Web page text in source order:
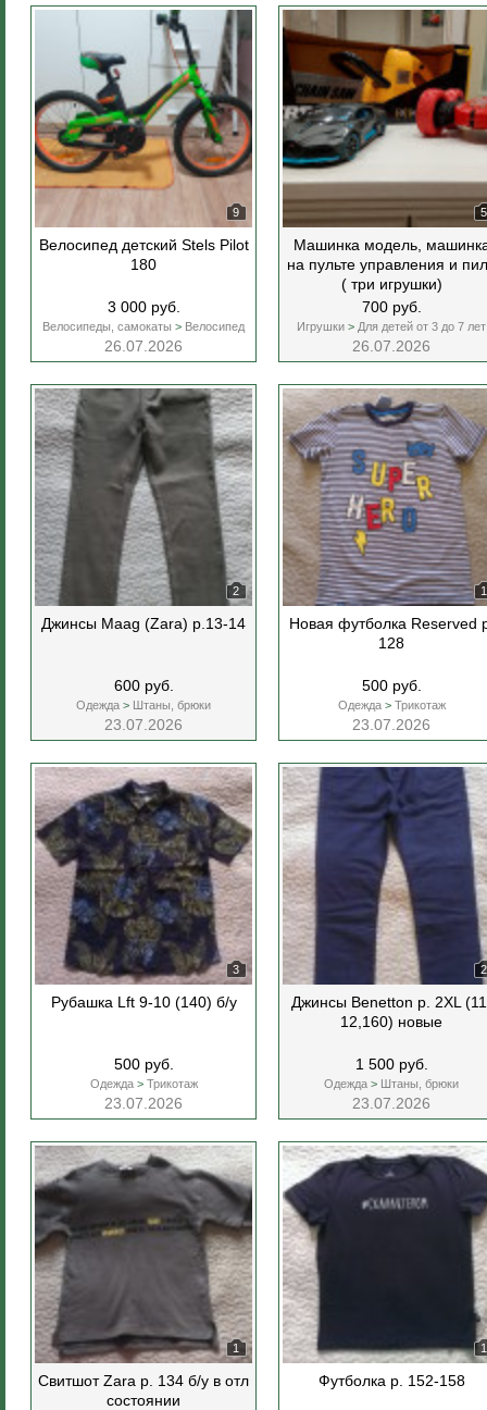
9
Велосипед детский Stels Pilot
180
3 000 руб.
Велосипеды, самокаты > Велосипед
26.07.2026
5
Машинка модель,
на пульте управления и
( три игрушки)
700 руб.
Игрушки > Для детей от 3 до 7 лет
26.07.2026
2
Джинсы Maag (Zara) р.13-14
600 руб.
Одежда > Штаны, брюки
23.07.2026
1
Новая футболка Reserved
128
500 руб.
Одежда >Трикотаж
23.07.2026
3
Рубашка Lft 9-10 (140) б/у
500 руб.
Одежда >Трикотаж
23.07.2026
2
Джинсы Benetton р. 2XL
12,160) новые
1 500 руб.
Одежда > Штаны, брюки
23.07.2026
1
Свитшот Zara р. 134 б/у в отл
состоянии
1
Футболка р. 152-158